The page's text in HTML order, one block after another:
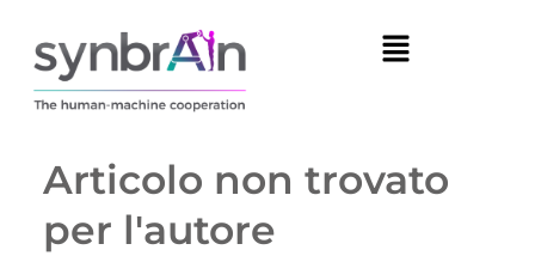
Articolo non trovato
per l'autore